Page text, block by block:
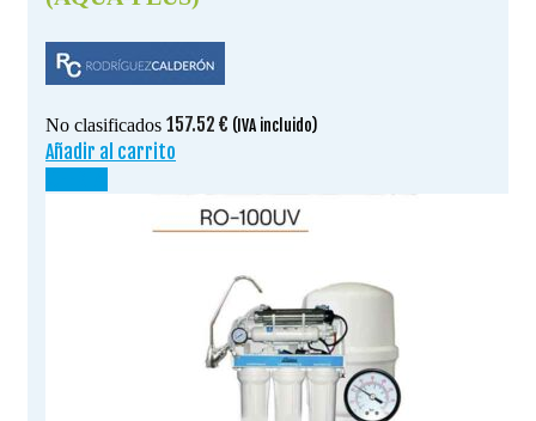
No clasificados 157.52 € (IVA incluido)
Añadir al carrito